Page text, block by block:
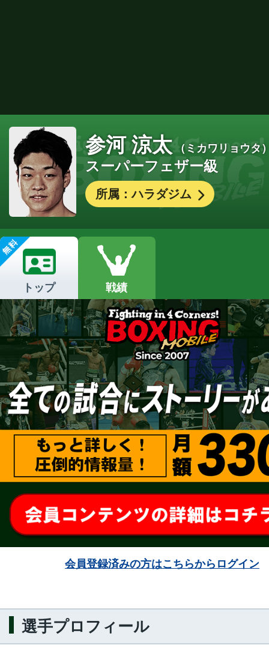
参河 涼太 （ミカワリョウタ
スーパーフェザー級
所属：ハラダジム
トップ 戦績
会員登録済みの方はこちらからログイン
選手プロフィール